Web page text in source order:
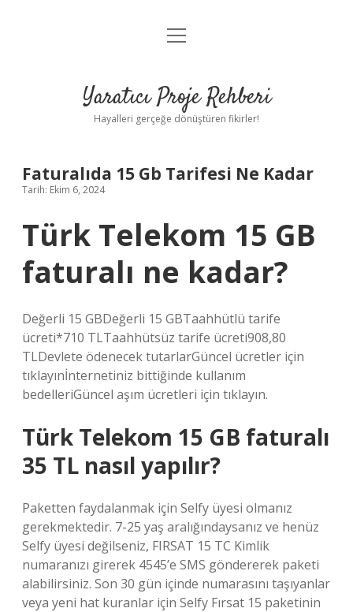
Anasayfa
Yasal Uyarı
menüyü
Yaratıcı Proje Rehberi
Hayalleri gerçeğe dönüştüren fikirler!
Faturalıda 15 Gb Tarifesi Ne Kadar
Tarih: Ekim 6, 2024
Türk Telekom 15 GB
faturalı ne kadar?
Değerli 15 GBDeğerli 15 GBTaahhütlü tarife
ücreti*710 TLTaahhütsüz tarife ücreti908,80
TLDevlete ödenecek tutarlarGüncel ücretler için
tıklayınİnternetiniz bittiğinde kullanım
bedelleriGüncel aşım ücretleri için tıklayın.
Türk Telekom 15 GB faturalı
35 TL nasıl yapılır?
Paketten faydalanmak için Selfy üyesi olmanız
gerekmektedir. 7-25 yaş aralığındaysanız ve henüz
Selfy üyesi değilseniz, FIRSAT 15 TC Kimlik
numaranızı girerek 4545’e SMS göndererek paketi
alabilirsiniz. Son 30 gün içinde numarasını taşıyanlar
veya yeni hat kuranlar için Selfy Fırsat 15 paketinin